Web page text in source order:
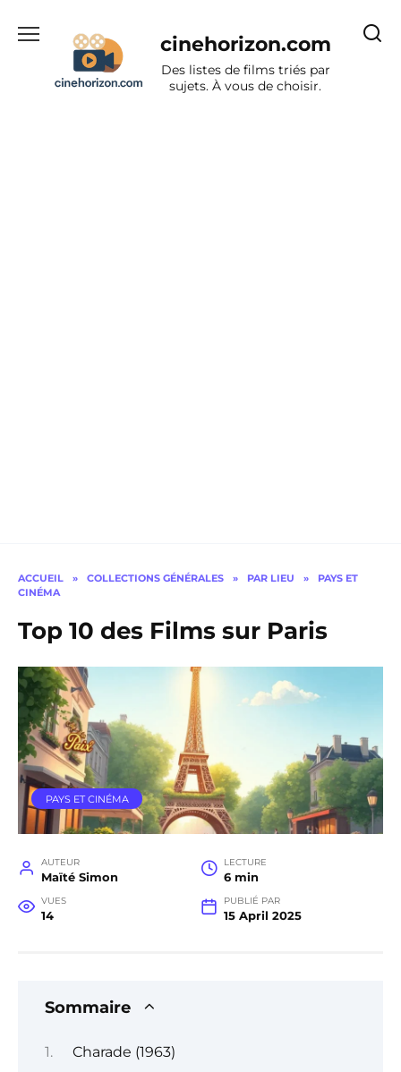
cinehorizon.com
Des listes de films triés par
sujets. À vous de choisir.
ACCUEIL » COLLECTIONS GÉNÉRALES » PAR LIEU »
PAYS ET
CINÉMA
Top 10 des Films sur Paris
PAYS ET CINÉMA
AUTEUR
Maïté Simon
LECTURE
6 min
VUES
14
PUBLIÉ PAR
15 April 2025
Sommaire
Charade (1963)